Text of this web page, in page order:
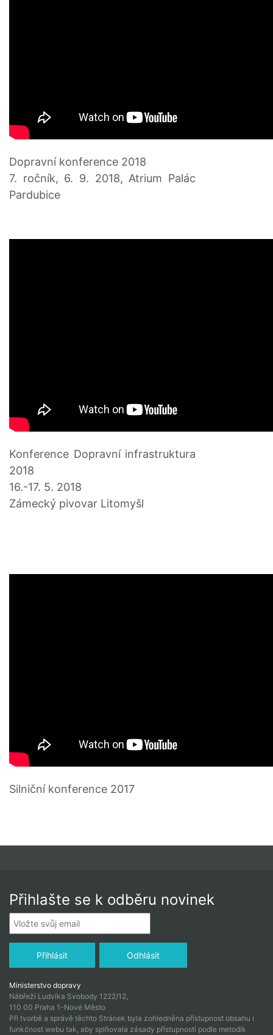
Dopravní konference 2018
7. ročník, 6. 9. 2018, Atrium Palác
Pardubice
Konference Dopravní infrastruktura
2018
16.-17. 5. 2018
Zámecký pivovar Litomyšl
Silniční konference 2017
Přihlašte se k odběru novinek
Ministerstvo dopravy
Nábřeží Ludvíka Svobody 1222/12,
110 00 Praha 1-Nové Město
Při tvorbě a správě těchto Stránek byla zohledněna přístupnost obsahu i
funkčnost webu tak, aby splňovala zásady přístupnosti podle metodik